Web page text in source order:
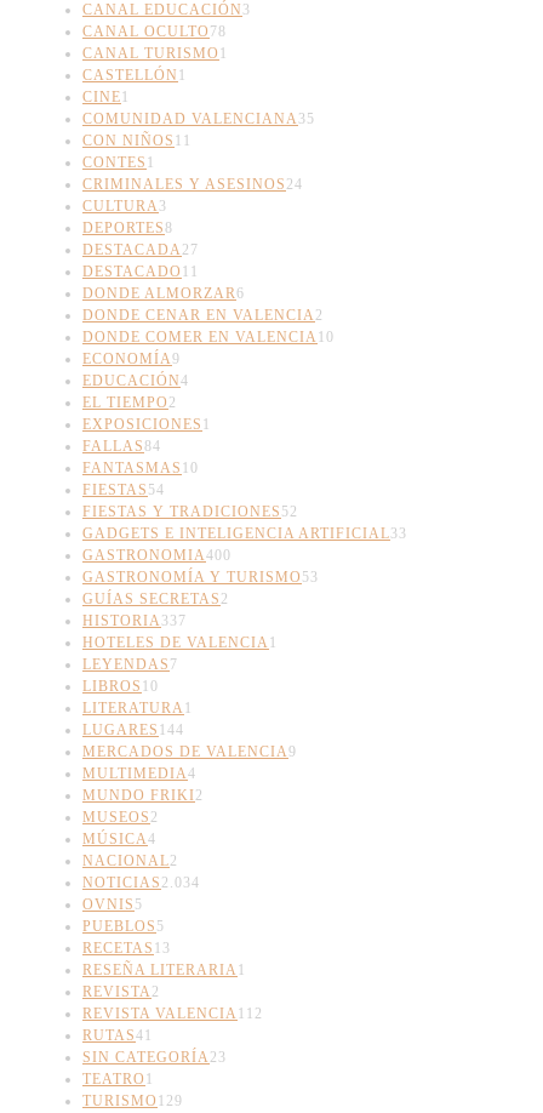
CANAL EDUCACIÓN 3
CANAL OCULTO 78
CANAL TURISMO 1
CASTELLÓN 1
CINE1
COMUNIDAD VALENCIANA35
CON NIÑOS 11
CONTES 1
CRIMINALES Y ASESINOS 24
CULTURA3
DEPORTES8
DESTACADA27
DESTACADO 11
DONDE ALMORZAR6
DONDE CENAR EN VALENCIA2
DONDE COMER EN VALENCIA10
ECONOMÍA9
EDUCACIÓN4
EL TIEMPO 2
EXPOSICIONES 1
FALLAS84
FANTASMAS 10
FIESTAS 54
FIESTAS Y TRADICIONES 52
GADGETS E INTELIGENCIA ARTIFICIAL33
GASTRONOMIA400
GASTRONOMÍA Y TURISMO 53
GUÍAS SECRETAS 2
HISTORIA337
HOTELES DE VALENCIA1
LEYENDAS 7
LIBROS 10
LITERATURA1
LUGARES 144
MERCADOS DE VALENCIA9
MULTIMEDIA4
MUNDO FRIKI2
MUSEOS 2
MÚSICA4
NACIONAL2
NOTICIAS 2.034
OVNIS 5
PUEBLOS 5
RECETAS 13
RESEÑA LITERARIA1
REVISTA2
REVISTA VALENCIA112
RUTAS41
SIN CATEGORÍA23
TEATRO 1
TURISMO 129